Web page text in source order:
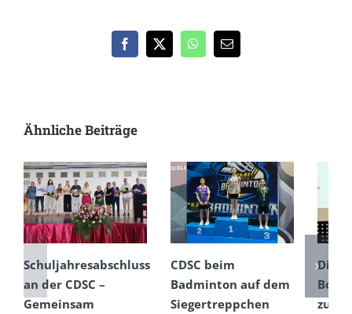
Facebook
X WhatsApp
E-
Mail
Ähnliche Beiträge
Schuljahresabschluss
an der CDSC –
Gemeinsam
CDSC beim
Badminton auf dem
Siegertreppchen
Die
zu